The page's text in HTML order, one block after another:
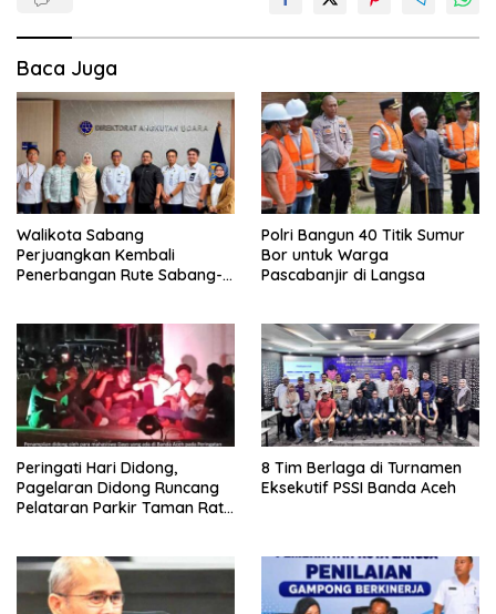
Baca Juga
Walikota Sabang
Perjuangkan Kembali
Penerbangan Rute Sabang-
Polri Bangun 40 Titik Sumur
Bor untuk Warga
Pascabanjir di Langsa
Peringati Hari Didong,
Pagelaran Didong Runcang
Pelataran Parkir Taman Ratu
8 Tim Berlaga di Turnamen
Eksekutif PSSI Banda Aceh